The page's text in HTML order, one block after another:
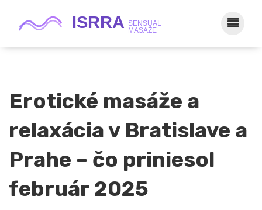
Erotické masáže a
relaxácia v Bratislave a
Prahe – čo priniesol
február 2025